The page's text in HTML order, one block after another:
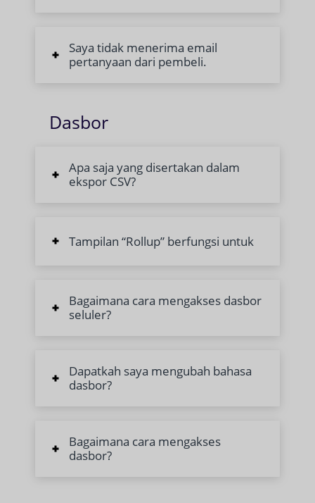
Saya tidak menerima email
pertanyaan dari pembeli.
Dasbor
Apa saja yang disertakan dalam
ekspor CSV?
Tampilan “Rollup” berfungsi untuk
Bagaimana cara mengakses dasbor
seluler?
Dapatkah saya mengubah bahasa
dasbor?
Bagaimana cara mengakses
dasbor?